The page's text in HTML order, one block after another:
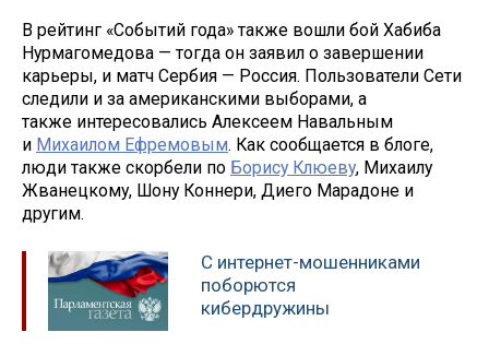
В рейтинг «Событий года» также вошли бой Хабиба
Нурмагомедова — тогда он заявил о завершении
карьеры, и матч Сербия — Россия. Пользователи Сети
следили и за американскими выборами, а
также интересовались Алексеем Навальным
и Михаилом Ефремовым. Как сообщается в блоге,
люди также скорбели по Борису Клюеву, Михаилу
Жванецкому, Шону Коннери, Диего Марадоне и
другим.
С интернет-мошенниками
поборются
кибердружины